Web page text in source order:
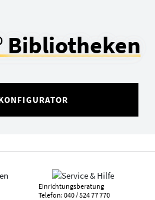
Bibliotheken
Einrichtungsberatung
Telefon: 040 / 524 77 770